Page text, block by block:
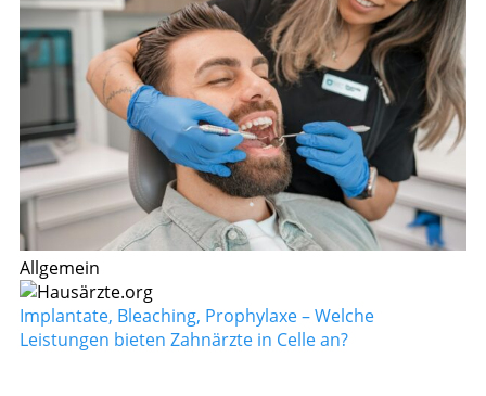
Allgemein
Implantate, Bleaching, Prophylaxe – Welche
Leistungen bieten Zahnärzte in Celle an?